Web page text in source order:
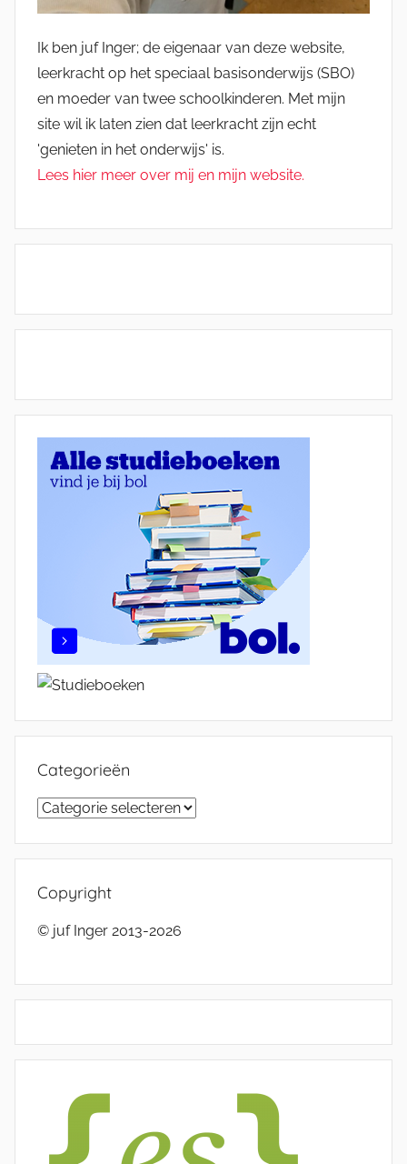
Ik ben juf Inger; de eigenaar van deze website,
leerkracht op het speciaal basisonderwijs (SBO)
en moeder van twee schoolkinderen. Met mijn
site wil ik laten zien dat leerkracht zijn echt
'genieten in het onderwijs' is.
Lees hier meer over mij en mijn website.
Categorieën
Categorieën
Copyright
© juf Inger 2013-2026